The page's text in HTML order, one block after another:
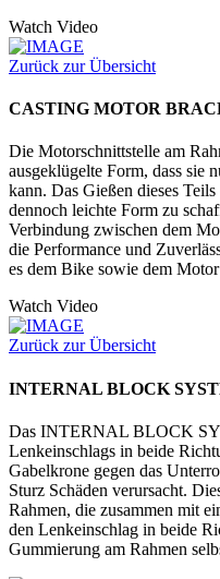
Watch Video
Zurück zur Übersicht
CASTING MOTOR
Die Motorschnittstelle am
ausgeklügelte Form, dass sie
kann. Das Gießen dieses
dennoch leichte Form zu
Verbindung zwischen dem
die Performance und
es dem Bike sowie dem
Watch Video
Zurück zur Übersicht
INTERNAL BLOCK
Das INTERNAL BLOCK
Lenkeinschlags in beide
Gabelkrone gegen das
Sturz Schäden verursacht.
Rahmen, die zusammen mit
den Lenkeinschlag in beide
Gummierung am Rahmen